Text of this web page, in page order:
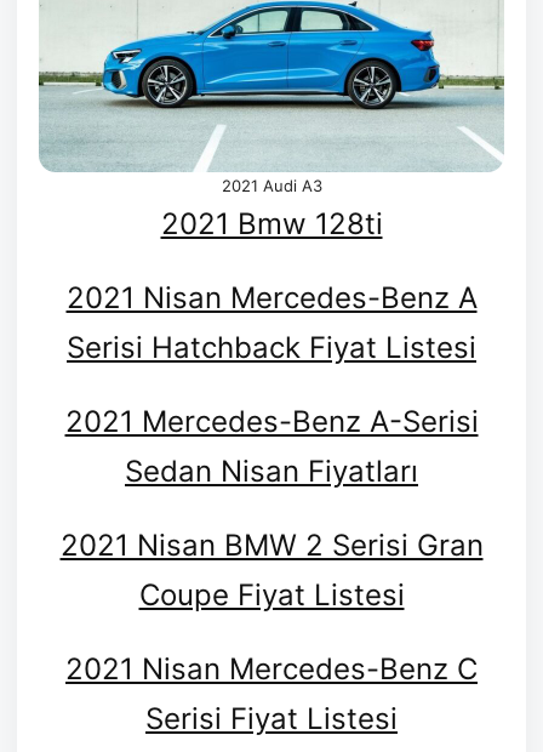
2021 Audi A3
2021 Bmw 128ti
2021 Nisan Mercedes-Benz A
Serisi Hatchback Fiyat Listesi
2021 Mercedes-Benz A-Serisi
Sedan Nisan Fiyatları
2021 Nisan BMW 2 Serisi Gran
Coupe Fiyat Listesi
2021 Nisan Mercedes-Benz C
Serisi Fiyat Listesi